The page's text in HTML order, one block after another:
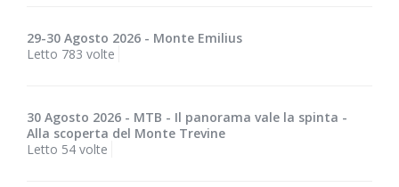
29-30 Agosto 2026 - Monte Emilius
Letto 783 volte
30 Agosto 2026 - MTB - Il panorama vale la spinta -
Alla scoperta del Monte Trevine
Letto 54 volte